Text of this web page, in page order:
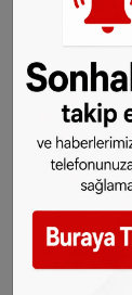
Özgürlük
sert bir
Avusturya
kara
Schengen"
Viyana